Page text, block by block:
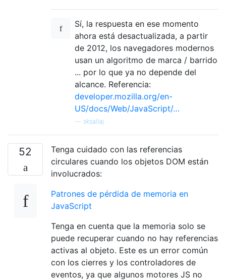
Sí, la respuesta en ese momento
ahora está desactualizada, a partir
de 2012, los navegadores modernos
usan un algoritmo de marca / barrido
... por lo que ya no depende del
alcance. Referencia:
developer.mozilla.org/en-
US/docs/Web/JavaScript/…
sksallaj
52
Tenga cuidado con las referencias
circulares cuando los objetos DOM están
involucrados:
Patrones de pérdida de memoria en
JavaScript
Tenga en cuenta que la memoria solo se
puede recuperar cuando no hay referencias
activas al objeto. Este es un error común
con los cierres y los controladores de
eventos, ya que algunos motores JS no